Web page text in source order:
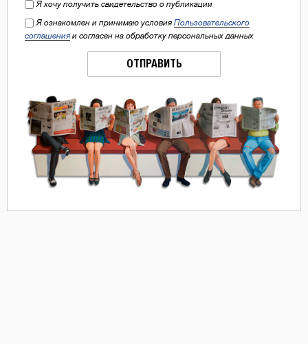
Я хочу получить свидетельство о публикации
Я ознакомлен и принимаю условия Пользовательского
соглашения и согласен на обработку персональных данных
ОТПРАВИТЬ